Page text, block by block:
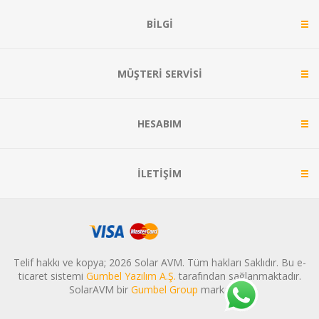
BILGI
MÜŞTERI SERVISI
HESABIM
İLETIŞIM
Telif hakkı ve kopya; 2026 Solar AVM. Tüm hakları Saklıdır. Bu e-
ticaret sistemi Gumbel Yazılım A.Ş. tarafından sağlanmaktadır.
SolarAVM bir Gumbel Group markasıdır.